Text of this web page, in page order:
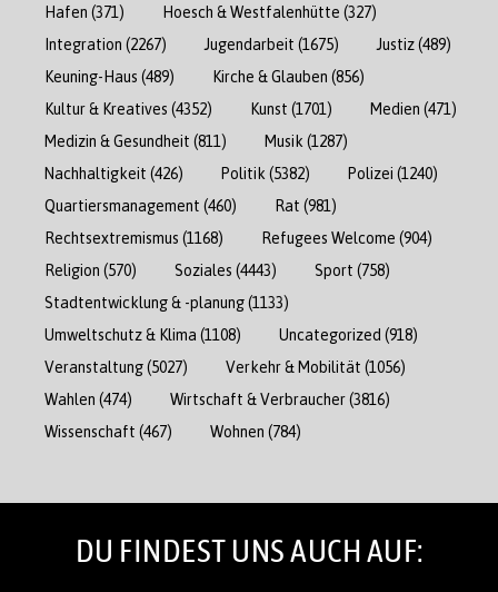
Hafen (371) Hoesch & Westfalenhütte (327)
Integration (2267) Jugendarbeit (1675) Justiz(489)
Keuning-Haus (489) Kirche & Glauben (856)
Kultur & Kreatives (4352) Kunst (1701) Medien (471)
Medizin & Gesundheit (811) Musik (1287)
Nachhaltigkeit (426) Politik (5382) Polizei (1240)
Quartiersmanagement (460) Rat (981)
Rechtsextremismus (1168) Refugees Welcome (904)
Religion (570) Soziales (4443) Sport (758)
Stadtentwicklung & -planung(1133)
Umweltschutz & Klima (1108) Uncategorized (918)
Veranstaltung(5027) Verkehr & Mobilität (1056)
Wahlen (474) Wirtschaft & Verbraucher(3816)
Wissenschaft (467) Wohnen (784)
DU FINDEST UNS AUCH AUF: